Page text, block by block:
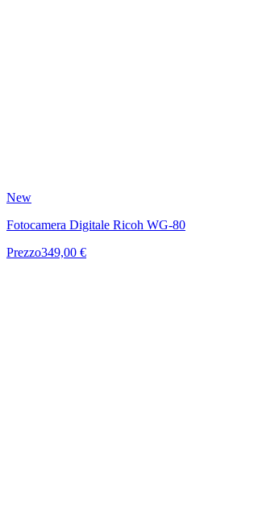
New
Fotocamera Digitale Ricoh WG-80
Prezzo349,00 €